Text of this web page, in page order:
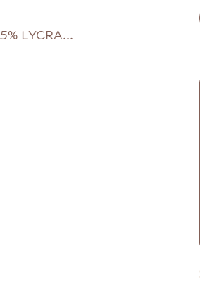
LYCRA...